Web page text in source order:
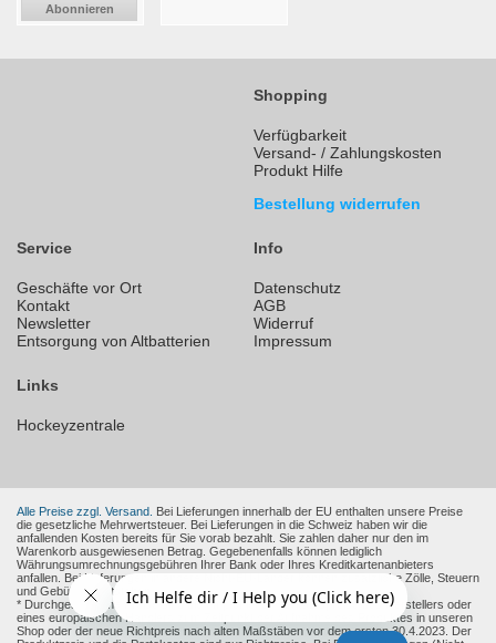
Abonnieren
Shopping
Verfügbarkeit
Versand- / Zahlungskosten
Produkt Hilfe
Bestellung widerrufen
Service
Geschäfte vor Ort
Kontakt
Newsletter
Entsorgung von Altbatterien
Info
Datenschutz
AGB
Widerruf
Impressum
Links
Hockeyzentrale
Alle Preise zzgl. Versand. Bei Lieferungen innerhalb der EU enthalten unsere Preise
die gesetzliche Mehrwertsteuer. Bei Lieferungen in die Schweiz haben wir die
anfallenden Kosten bereits für Sie vorab bezahlt. Sie zahlen daher nur den im
Warenkorb ausgewiesenen Betrag. Gegebenenfalls können lediglich
Währungsumrechnungsgebühren Ihrer Bank oder Ihres Kreditkartenanbieters
anfallen. Bei Lieferungen in andere Nicht-EU-Länder können zusätzliche Zölle, Steuern
und Gebühren entstehen.
* Durchgestrichene Preise sind die empfohlenen Verkaufspreise des Herstellers oder
eines europäischen Händlers zum Zeitpunkt der Aufnahme des Produktes in unseren
Shop oder der neue Richtpreis nach alten Maßstäben vor dem ersten 30.4.2023. Der